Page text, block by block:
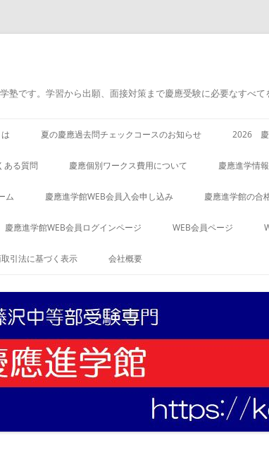
です。学習から出願、面接対策まで慶應受験に必要なすべて
夏の慶應過去問チェックコースのお知らせ 2026 慶
ある質問 慶應個別ワークス費用について 慶應進学情
ム 慶應進学館WEB会員入会申し込み 慶應進学館の合
慶應進学館WEB会員ログインページ WEB会員ページ
引法に基づく表示 会社概要